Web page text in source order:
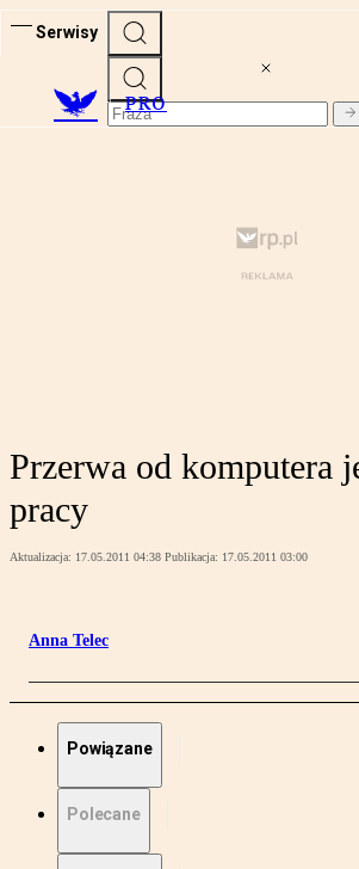
Serwisy
PRO
Przerwa od komputera
pracy
Aktualizacja: 17.05.2011 04:38 Publikacja: 17.05.2011 03:00
Anna Telec
Powiązane
Polecane